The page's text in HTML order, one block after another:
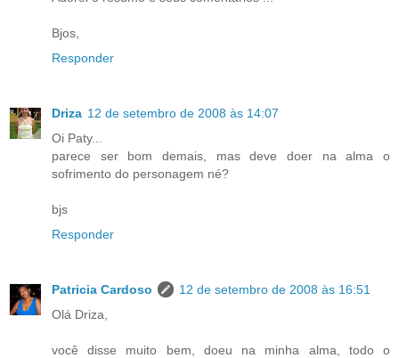
Bjos,
Responder
Driza 12 de setembro de 2008 às 14:07
Oi Paty...
parece ser bom demais, mas deve doer na alma o
sofrimento do personagem né?
bjs
Responder
Patricia Cardoso
12 de setembro de 2008 às 16:51
Olá Driza,
você disse muito bem, doeu na minha alma, todo o